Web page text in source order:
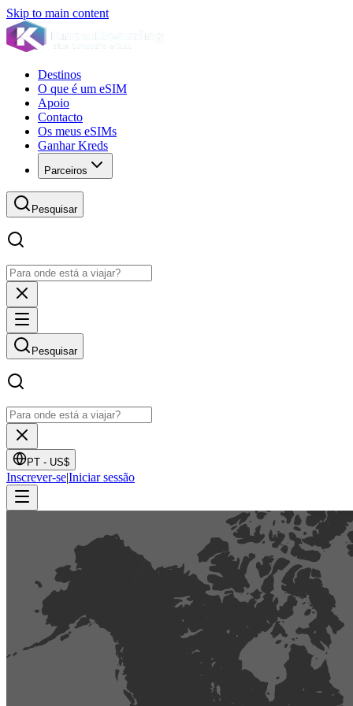
Skip to main content
Destinos
O que é um eSIM
Apoio
Contacto
Os meus eSIMs
Ganhar Kreds
Parceiros
Pesquisar
Pesquisar
PT - US$
Inscrever-se|Iniciar sessão